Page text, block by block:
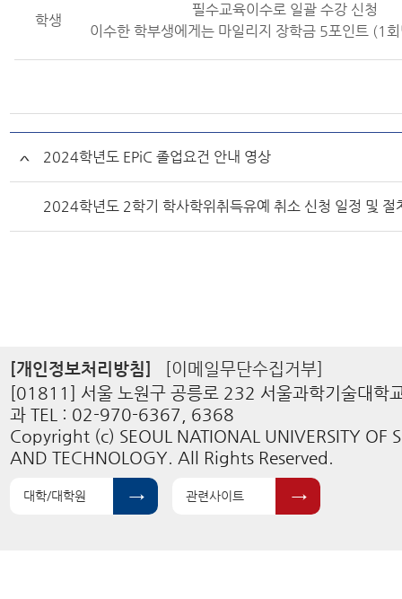
학생
필수교육이수로 일괄 수강 신청
이수한 학부생에게는 마일리지 장학금 5포인트 (1
2024학년도 EPiC 졸업요건 안내 영상
2024학년도 2학기 학사학위취득유예 취소 신청 일정 및 절
[개인정보처리방침]
[이메일무단수집거부]
[01811] 서울 노원구 공릉로 232 서울과학기술대학
과 TEL : 02-970-6367, 6368
Copyright (c) SEOUL NATIONAL UNIVERSITY OF
AND TECHNOLOGY. All Rights Reserved.
대학/대학원 관련사이트